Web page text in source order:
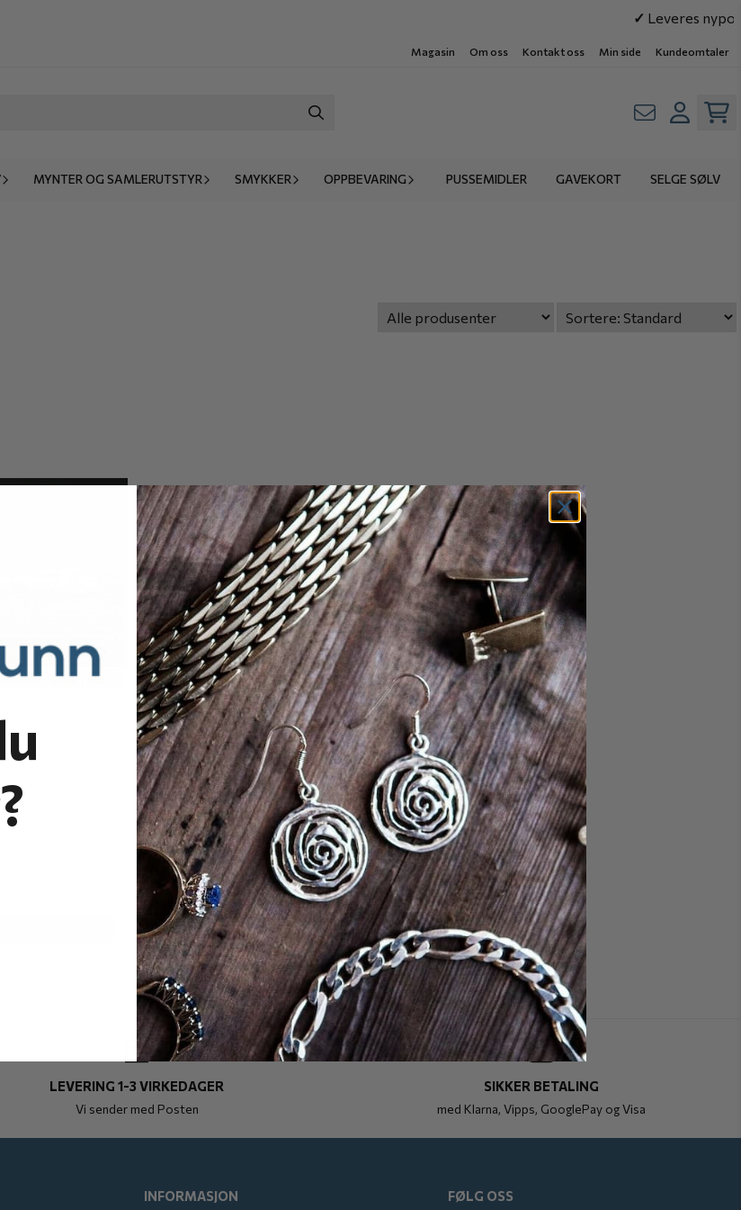
✓Leveres
Magasin Om oss Kontakt oss Min side Kundeomtaler
MYNTER OG SAMLERUTSTYR SMYKKER OPPBEVARING PUSSEMIDLER GAVEKORT SELGE SØLV
LEVERING 1-3 VIRKEDAGER
Vi sender med Posten
SIKKER BETALING
med Klarna, Vipps, GooglePay og Visa
INFORMASJON FØLG OSS